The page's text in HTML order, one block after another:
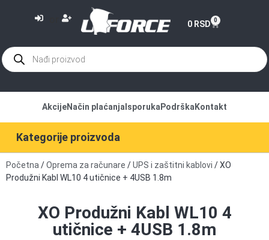
0 RSD 0
Kategorije proizvoda
AkcijeNačin plaćanja Isporuka Podrška Kontakt
Početna /Oprema za računare /UPS i zaštitni kablovi / XO
Produžni Kabl WL10 4 utičnice + 4USB 1.8m
XO Produžni Kabl WL10 4
utičnice + 4USB 1.8m